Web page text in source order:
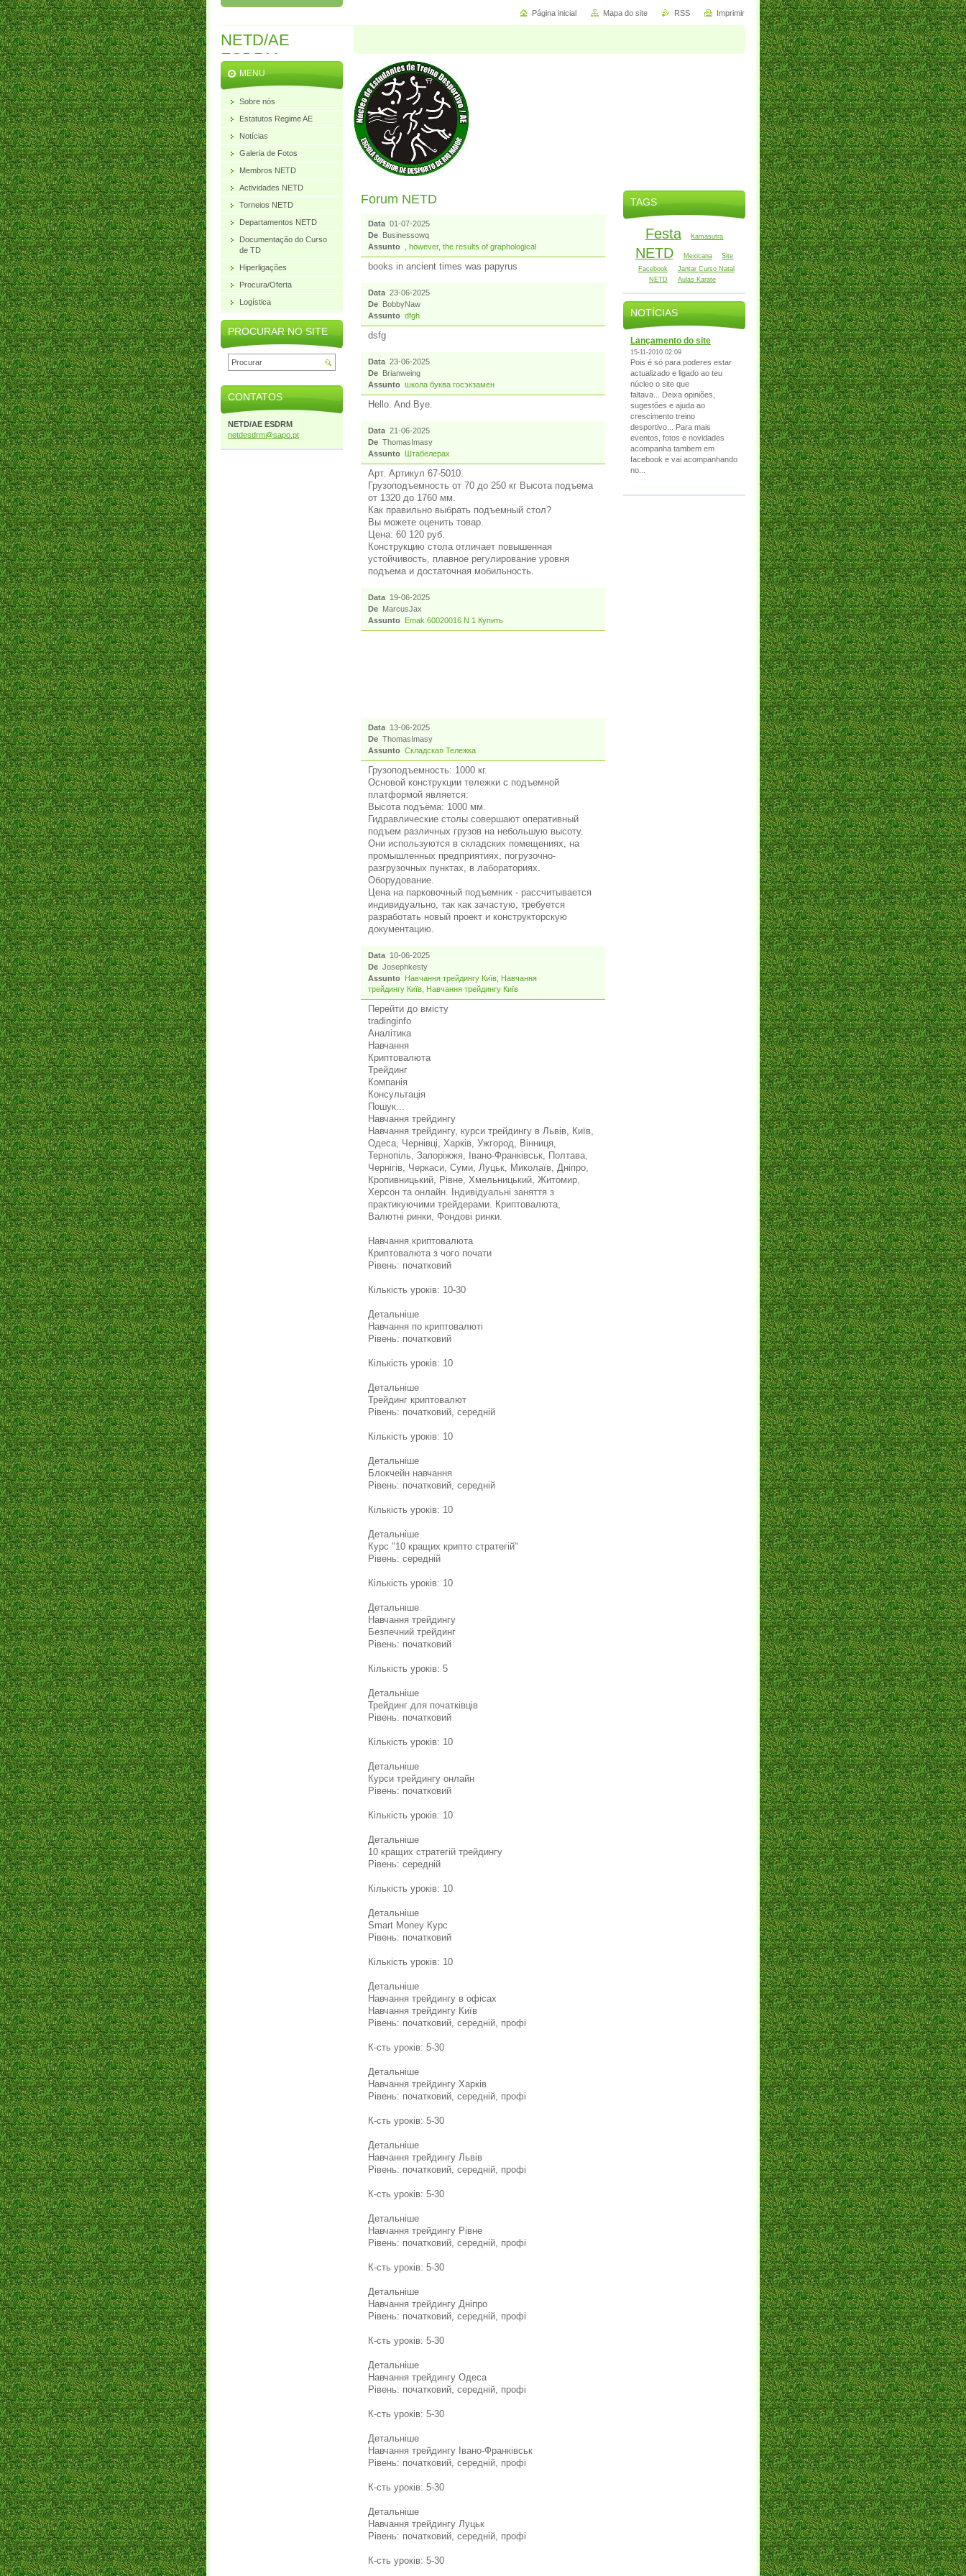
NETD/AE
ESDRM
Forum NETD
Data 01-07-2025
De Businessowq
Assunto
, however, the results of graphological
books in ancient times was papyrus
Data 23-06-2025
De BobbyNaw
Assunto dfgh
dsfg
Data 23-06-2025
De Brianweing
Assunto школа буква госэкзамен
Hello. And Bye.
Data 21-06-2025
De ThomasImasy
Assunto Штабелерах
Арт. Артикул 67-5010.
Грузоподъемность от 70 до 250 кг Высота подъема
от 1320 до 1760 мм.
Как правильно выбрать подъемный стол?
Вы можете оценить товар.
Цена: 60 120 руб.
Конструкцию стола отличает повышенная
устойчивость, плавное регулирование уровня
подъема и достаточная мобильность.
Data 19-06-2025
De MarcusJax
Assunto Emak 60020016 N 1 Купить
Data 13-06-2025
De ThomasImasy
Assunto Складска¤ Тележка
Грузоподъемность: 1000 кг.
Основой конструкции тележки с подъемной
платформой является:
Высота подъёма: 1000 мм.
Гидравлические столы совершают оперативный
подъем различных грузов на небольшую высоту.
Они используются в складских помещениях, на
промышленных предприятиях, погрузочно-
разгрузочных пунктах, в лабораториях.
Оборудование.
Цена на парковочный подъемник - рассчитывается
индивидуально, так как зачастую, требуется
разработать новый проект и конструкторскую
документацию.
Data 10-06-2025
De Josephkesty
Assunto Навчання трейдингу Київ, Навчання
трейдингу Київ, Навчання трейдингу Київ
Перейти до вмісту
tradinginfo
Аналітика
Навчання
Криптовалюта
Трейдинг
Компанія
Консультація
Пошук...
Навчання трейдингу
Навчання трейдингу, курси трейдингу в Львів, Київ,
Одеса, Чернівці, Харків, Ужгород, Вінниця,
Тернопіль, Запоріжжя, Івано-Франківськ, Полтава,
Чернігів, Черкаси, Суми, Луцьк, Миколаїв, Дніпро,
Кропивницький, Рівне, Хмельницький, Житомир,
Херсон та онлайн. Індивідуальні заняття з
практикуючими трейдерами. Криптовалюта,
Валютні ринки, Фондові ринки.
Навчання криптовалюта
Криптовалюта з чого почати
Рівень: початковий
Кількість уроків: 10-30
Детальніше
Навчання по криптовалюті
Рівень: початковий
Кількість уроків: 10
Детальніше
Трейдинг криптовалют
Рівень: початковий, середній
Кількість уроків: 10
Детальніше
Блокчейн навчання
Рівень: початковий, середній
Кількість уроків: 10
Детальніше
Курс "10 кращих крипто стратегій"
Рівень: середній
Кількість уроків: 10
Детальніше
Навчання трейдингу
Безпечний трейдинг
Рівень: початковий
Кількість уроків: 5
Детальніше
Трейдинг для початківців
Рівень: початковий
Кількість уроків: 10
Детальніше
Курси трейдингу онлайн
Рівень: початковий
Кількість уроків: 10
Детальніше
10 кращих стратегій трейдингу
Рівень: середній
Кількість уроків: 10
Детальніше
Smart Money Курс
Рівень: початковий
Кількість уроків: 10
Детальніше
Навчання трейдингу в офісах
Навчання трейдингу Київ
Рівень: початковий, середній, профі
К-сть уроків: 5-30
Детальніше
Навчання трейдингу Харків
Рівень: початковий, середній, профі
К-сть уроків: 5-30
Детальніше
Навчання трейдингу Львів
Рівень: початковий, середній, профі
К-сть уроків: 5-30
Детальніше
Навчання трейдингу Рівне
Рівень: початковий, середній, профі
К-сть уроків: 5-30
Детальніше
Навчання трейдингу Дніпро
Рівень: початковий, середній, профі
К-сть уроків: 5-30
Детальніше
Навчання трейдингу Одеса
Рівень: початковий, середній, профі
К-сть уроків: 5-30
Детальніше
Навчання трейдингу Івано-Франківськ
Рівень: початковий, середній, профі
К-сть уроків: 5-30
Детальніше
Навчання трейдингу Луцьк
Рівень: початковий, середній, профі
К-сть уроків: 5-30
TAGS
Festa Kamasutra
NETD Mexicana
Site
Facebook
Jantar Curso Natal
NETD
Aulas Karate
NOTÍCIAS
Lançamento do site
15-11-2010 02:09
Pois é só para poderes estar
actualizado e ligado ao teu
núcleo o site que
faltava... Deixa opiniões,
sugestões e ajuda ao
crescimento treino
desportivo... Para mais
eventos, fotos e novidades
acompanha tambem em
facebook e vai acompanhando
no...
MENU
Sobre nós
Estatutos Regime AE
Notícias
Galeria de Fotos
Membros NETD
Actividades NETD
Torneios NETD
Departamentos NETD
Documentação do Curso
de TD
Hiperligações
Procura/Oferta
Logística
PROCURAR NO SITE
CONTATOS
NETD/AE ESDRM
netdesdrm@sapo.pt
Página inicial Mapa do site RSS Imprimir